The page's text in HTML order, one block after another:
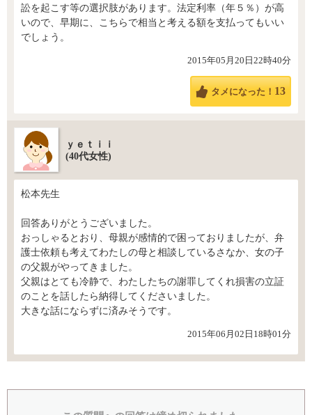
訟を起こす等の選択肢があります。法定利率（年５％）が高
いので、早期に、こちらで相当と考える額を支払ってもいい
でしょう。
2015年05月20日22時40分
タメになった！ 13
ｙｅｔｉｉ
(40代女性)
松本先生
回答ありがとうございました。
おっしゃるとおり、母親が感情的で困っておりましたが、弁
護士依頼も考えてわたしの母と相談しているさなか、女の子
の父親がやってきました。
父親はとても冷静で、わたしたちの謝罪してくれ損害の立証
のことを話したら納得してくださいました。
大きな話にならずに済みそうです。
2015年06月02日18時01分